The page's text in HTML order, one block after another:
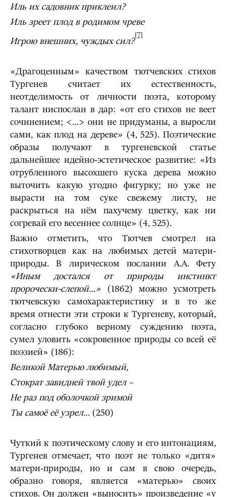
Иль их садовник приклеил?
Иль зреет плод в родимом чреве
Игрою внешних, чуждых сил?
[7]
«Драгоценным» качеством тютчевских стихов
Тургенев считает их естественность,
неотделимость от личности поэта, которому
талант ниспослан в дар: «от его стихов не веет
сочинением; <…> они не придуманы, а выросли
сами, как плод на дереве» (4, 525). Поэтические
образы получают в тургеневской статье
дальнейшее идейно-эстетическое развитие: «Из
отрубленного высохшего куска дерева можно
выточить какую угодно фигурку; но уже не
вырасти на том суке свежему листу, не
раскрыться на нём пахучему цветку, как ни
согревай его весеннее солнце» (4, 525).
Важно отметить, что Тютчев смотрел на
стихотворцев как на любимых детей матери-
природы. В лирическом послании А.А. Фету
«Иным достался от природы инстинкт
пророчески-слепой…» (1862) можно усмотреть
тютчевскую самохарактеристику и в то же
время отнести эти строки к Тургеневу, который,
согласно глубоко верному суждению поэта,
сумел уловить «сокровенное природы со всей её
поэзией» (186):
Великой Матерью любимый,
Стократ завидней твой удел –
Не раз под оболочкой зримой
Ты самоё её узрел… (250)
Чуткий к поэтическому слову и его интонациям,
Тургенев отмечает, что поэт не только «дитя»
матери-природы, но и сам в свою очередь,
образно говоря, является «матерью» своих
стихов. Он должен «выносить» произведение «у